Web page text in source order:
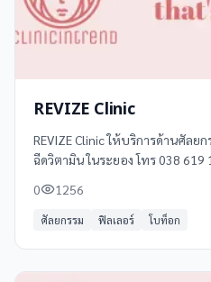
REVIZE Clinic
REVIZE Clinic ให้บริการด้านศัลย
ฉีดวิตามิน ในระยอง โทร 038 619
0 1256
ศัลยกรรม ฟิลเลอร์ โบท็อก